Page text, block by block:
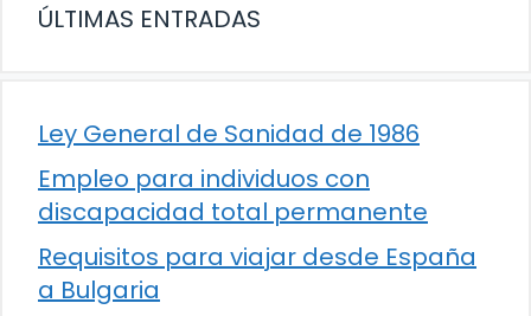
ÚLTIMAS ENTRADAS
Ley General de Sanidad de 1986
Empleo para individuos con
discapacidad total permanente
Requisitos para viajar desde España
a Bulgaria